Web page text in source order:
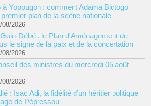
à Yopougon : comment Adama Bictogo
plan de la scène nationale
08/2026
Débé : le Plan d'Aménagement de
le signe de la paix et de la concertation
08/2026
des ministres du mercredi 05 août
08/2026
: Isac Adi, la fidélité d’un héritier politique
de Pépressou